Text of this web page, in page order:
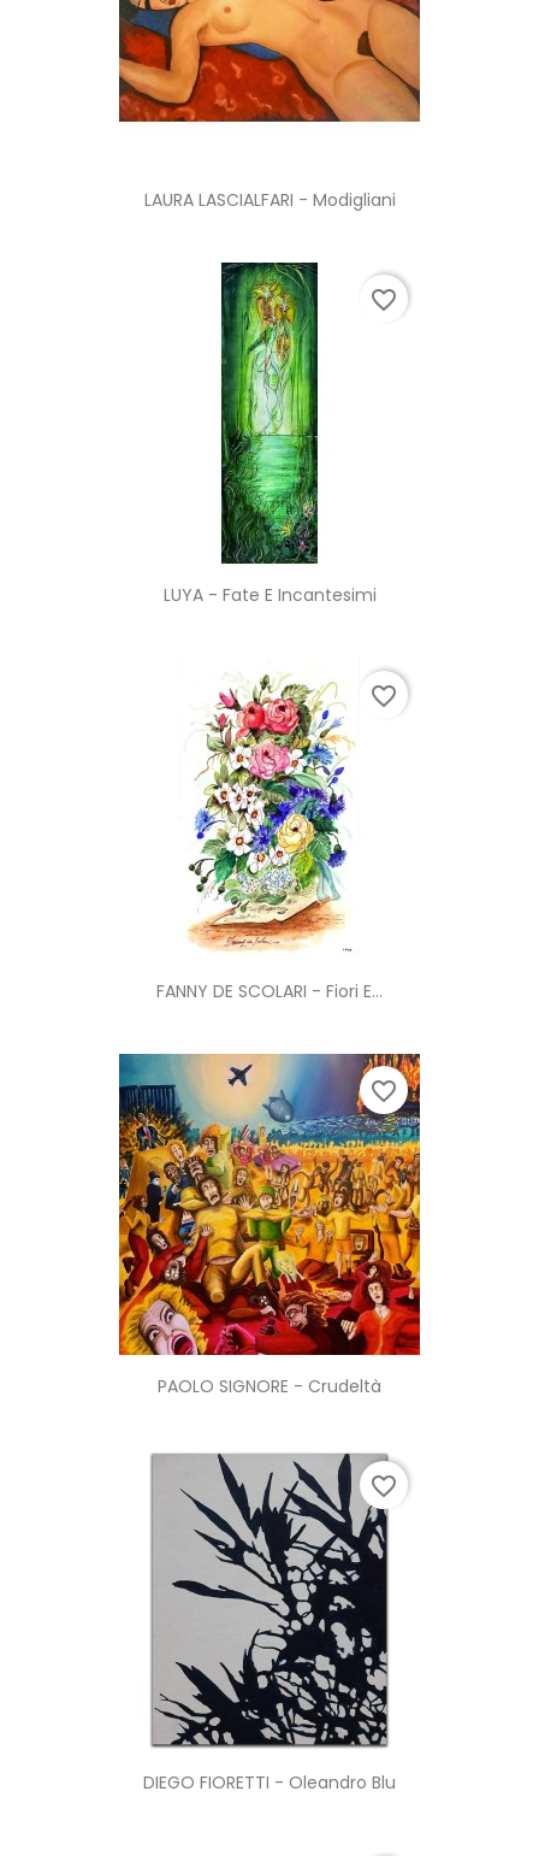
LAURA LASCIALFARI - Modigliani
LUYA - Fate E Incantesimi
favorite_border
FANNY DE SCOLARI - Fiori E...
favorite_border
PAOLO SIGNORE - Crudeltà
favorite_border
DIEGO FIORETTI - Oleandro Blu
favorite_border